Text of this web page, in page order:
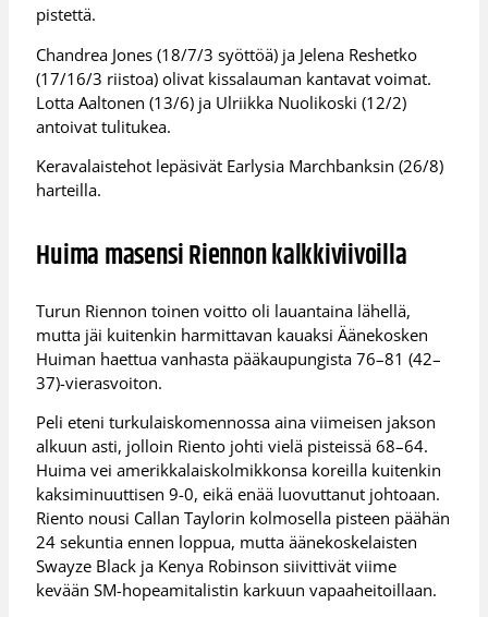
pistettä.
Chandrea Jones (18/7/3 syöttöä) ja Jelena Reshetko
(17/16/3 riistoa) olivat kissalauman kantavat voimat.
Lotta Aaltonen (13/6) ja Ulriikka Nuolikoski (12/2)
antoivat tulitukea.
Keravalaistehot lepäsivät Earlysia Marchbanksin (26/8)
harteilla.
Huima masensi Riennon kalkkiviivoilla
Turun Riennon toinen voitto oli lauantaina lähellä,
mutta jäi kuitenkin harmittavan kauaksi Äänekosken
Huiman haettua vanhasta pääkaupungista 76–81 (42–
37)-vierasvoiton.
Peli eteni turkulaiskomennossa aina viimeisen jakson
alkuun asti, jolloin Riento johti vielä pisteissä 68–64.
Huima vei amerikkalaiskolmikkonsa koreilla kuitenkin
kaksiminuuttisen 9-0, eikä enää luovuttanut johtoaan.
Riento nousi Callan Taylorin kolmosella pisteen päähän
24 sekuntia ennen loppua, mutta äänekoskelaisten
Swayze Black ja Kenya Robinson siivittivät viime
kevään SM-hopeamitalistin karkuun vapaaheitoillaan.